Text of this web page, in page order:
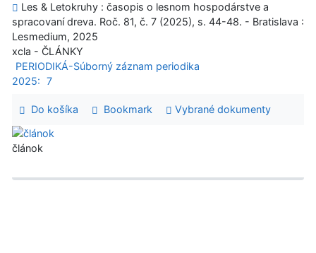
Les & Letokruhy : časopis o lesnom hospodárstve a
spracovaní dreva. Roč. 81, č. 7 (2025), s. 44-48. - Bratislava :
Lesmedium, 2025
xcla - ČLÁNKY
PERIODIKÁ-Súborný záznam periodika
2025: 7
Do košíka Bookmark Vybrané dokumenty
článok